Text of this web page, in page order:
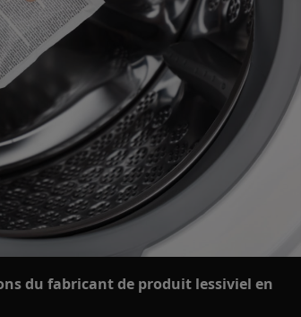
du fabricant de produit lessiviel en